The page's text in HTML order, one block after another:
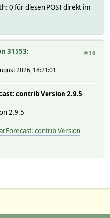
03_name
03_id
03_apo_id
03_street
03_zip
03_tel
03_email
0 für diesen POST direkt im
#10
31553:
2026, 18:21:01
contrib Version 2.9.5
2.9.5
contrib Version